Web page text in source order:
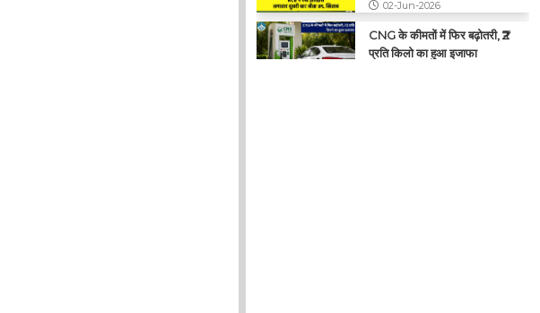
CNG के कीमतों में फिर बढ़ोतरी, ₹2
प्रति किलो का हुआ इजाफा
29-May-2026